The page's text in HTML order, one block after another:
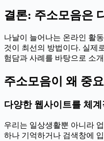
결론: 주소모음은
나날이 늘어나는 온라인 활
것이 최선의 방법이다. 실제
험담과 사례를 바탕으로 소
주소모음이 왜 중
다양한 웹사이트를 체
우리는 일상생활뿐 아니라
하나 기억하거나 검색창에